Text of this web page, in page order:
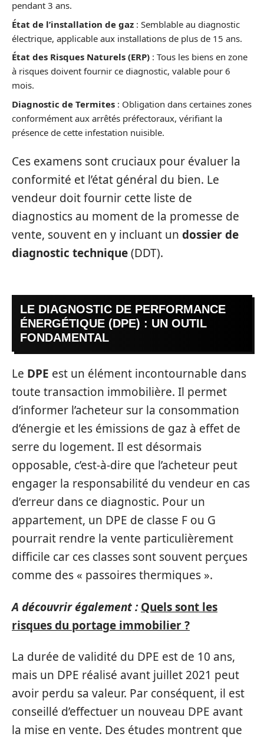
pendant 3 ans.
État de l’installation de gaz : Semblable au diagnostic
électrique, applicable aux installations de plus de 15 ans.
État des Risques Naturels (ERP) : Tous les biens en zone
à risques doivent fournir ce diagnostic, valable pour 6
mois.
Diagnostic de Termites : Obligation dans certaines zones
conformément aux arrêtés préfectoraux, vérifiant la
présence de cette infestation nuisible.
Ces examens sont cruciaux pour évaluer la
conformité et l’état général du bien. Le
vendeur doit fournir cette liste de
diagnostics au moment de la promesse de
vente, souvent en y incluant un dossier de
diagnostic technique(DDT).
LE DIAGNOSTIC DE PERFORMANCE
ÉNERGÉTIQUE (DPE) : UN OUTIL
FONDAMENTAL
Le DPE est un élément incontournable dans
toute transaction immobilière. Il permet
d’informer l’acheteur sur la consommation
d’énergie et les émissions de gaz à effet de
serre du logement. Il est désormais
opposable, c’est-à-dire que l’acheteur peut
engager la responsabilité du vendeur en cas
d’erreur dans ce diagnostic. Pour un
appartement, un DPE de classe F ou G
pourrait rendre la vente particulièrement
difficile car ces classes sont souvent perçues
comme des « passoires thermiques ».
A découvrir également : Quels sont les
risques du portage immobilier ?
La durée de validité du DPE est de 10 ans,
mais un DPE réalisé avant juillet 2021 peut
avoir perdu sa valeur. Par conséquent, il est
conseillé d’effectuer un nouveau DPE avant
la mise en vente. Des études montrent que